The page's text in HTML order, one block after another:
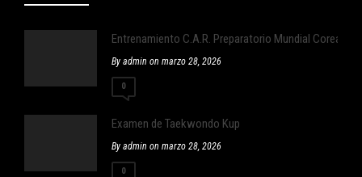
Entrenamiento C.A.R. Preparatorio Mundial Corea
By admin on marzo 28, 2026
0
Examen de Taekwondo Kup
By admin on marzo 28, 2026
0